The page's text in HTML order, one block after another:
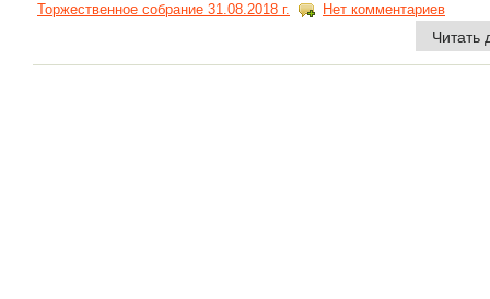
Торжественное собрание 31.08.2018 г.
Нет комментариев
Читать